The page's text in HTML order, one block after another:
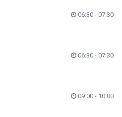
06:30 - 07:30
06:30 - 07:30
09:00 - 10:00